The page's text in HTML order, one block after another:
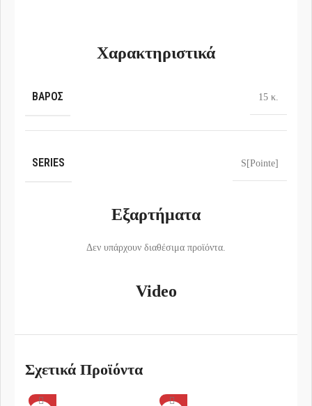
Χαρακτηριστικά
ΒΆΡΟΣ 15 κ.
SERIES S[Pointe]
Εξαρτήματα
Δεν υπάρχουν διαθέσιμα προϊόντα.
Video
Σχετικά Προϊόντα